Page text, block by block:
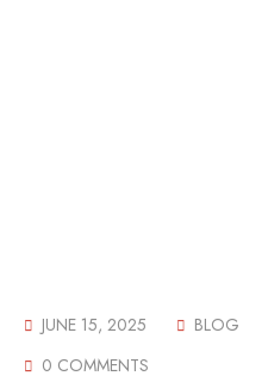
JUNE 15, 2025 BLOG
0 COMMENTS